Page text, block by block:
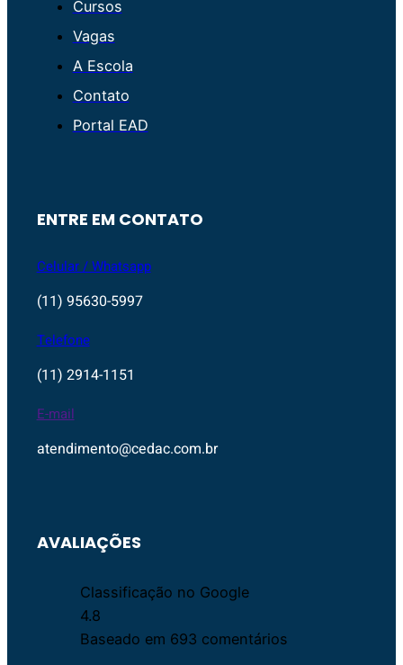
Cursos
Vagas
A Escola
Contato
Portal EAD
ENTRE EM CONTATO
Celular / Whatsapp
(11) 95630-5997
Telefone
(11) 2914-1151
E-mail
atendimento@cedac.com.br
AVALIAÇÕES
Classificação no Google
4.8
Baseado em 693 comentários